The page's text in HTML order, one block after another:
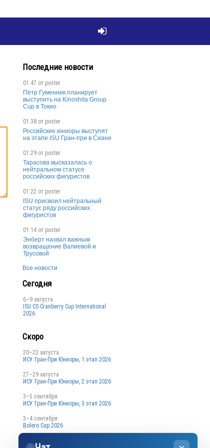

Последние новости
01:47 от poster
Пётр Гуменник планирует
выступить на Kinoshita Group
Cup в Токио
01:38 от poster
Российские юниоры выступят
на этапе ISU Гран-при в Сиане
01:29 от poster
Тарасова высказалась о
нейтральном статусе
российских фигуристов
01:22 от poster
ISU присвоил нейтральный
статус ряду российских
фигуристов
01:14 от poster
Энберт назвал важным
возвращение Валиевой и
Трусовой
Все новости
Сегодня
6–9 августа
ISU CS Cranberry Cup International
2026
Скоро
20–22 августа
ИСУ Гран-При Юниоры, 1 этап 2026
27–29 августа
ИСУ Гран-При Юниоры, 2 этап 2026
3–5 сентября
ИСУ Гран-При Юниоры, 3 этап 2026
3–4 сентября
Bolero Cup 2026